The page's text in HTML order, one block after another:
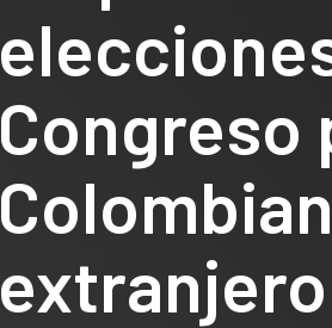
Congreso
extranjero